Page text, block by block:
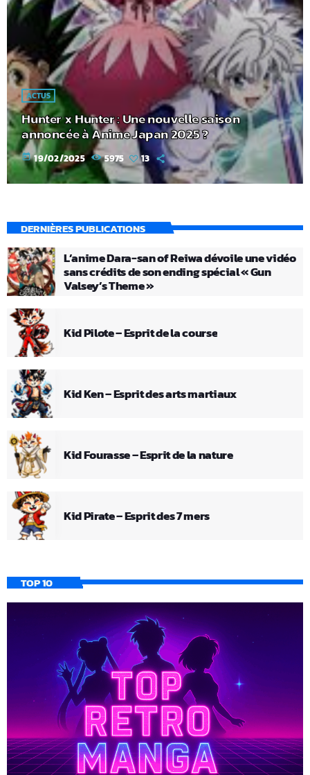
ACTUS
Hunter x Hunter : Une nouvelle saison
annoncée à Anime Japan 2025 ?
today 19/02/2025 5975 13
DERNIÈRES PUBLICATIONS
L’anime Dara-san of Reiwa dévoile une vidéo
sans crédits de son ending spécial « Gun
Valsey’s Theme »
Kid Pilote – Esprit de la course
Kid Ken – Esprit des arts martiaux
Kid Fourasse – Esprit de la nature
Kid Pirate – Esprit des 7 mers
TOP 10